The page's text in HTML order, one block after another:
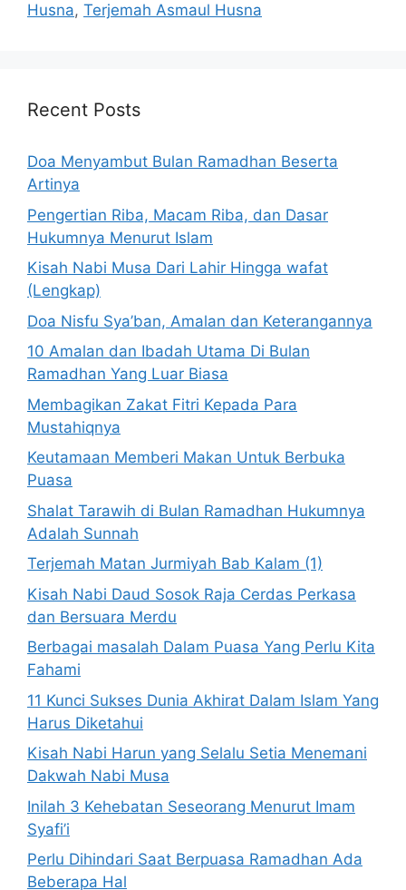
Husna, Terjemah Asmaul Husna
Recent Posts
Doa Menyambut Bulan Ramadhan Beserta
Artinya
Pengertian Riba, Macam Riba, dan Dasar
Hukumnya Menurut Islam
Kisah Nabi Musa Dari Lahir Hingga wafat
(Lengkap)
Doa Nisfu Sya’ban, Amalan dan Keterangannya
10 Amalan dan Ibadah Utama Di Bulan
Ramadhan Yang Luar Biasa
Membagikan Zakat Fitri Kepada Para
Mustahiqnya
Keutamaan Memberi Makan Untuk Berbuka
Puasa
Shalat Tarawih di Bulan Ramadhan Hukumnya
Adalah Sunnah
Terjemah Matan Jurmiyah Bab Kalam (1)
Kisah Nabi Daud Sosok Raja Cerdas Perkasa
dan Bersuara Merdu
Berbagai masalah Dalam Puasa Yang Perlu Kita
Fahami
11 Kunci Sukses Dunia Akhirat Dalam Islam Yang
Harus Diketahui
Kisah Nabi Harun yang Selalu Setia Menemani
Dakwah Nabi Musa
Inilah 3 Kehebatan Seseorang Menurut Imam
Syafi’i
Perlu Dihindari Saat Berpuasa Ramadhan Ada
Beberapa Hal